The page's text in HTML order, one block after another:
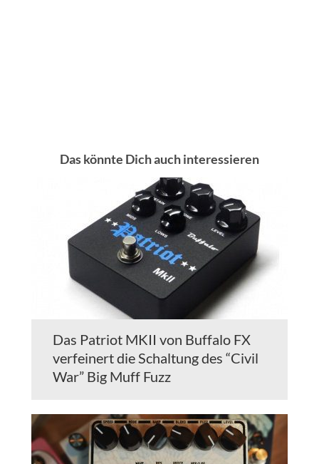
Das könnte Dich auch interessieren
Das Patriot MKII von Buffalo FX
verfeinert die Schaltung des “Civil
War” Big Muff Fuzz